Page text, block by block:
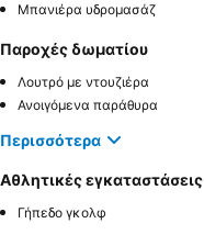
Μπανιέρα υδρομασάζ
Παροχές δωματίου
Λουτρό με ντουζιέρα
Ανοιγόμενα παράθυρα
Περισσότερα
Αθλητικές εγκαταστάσεις
Γήπεδο γκολφ